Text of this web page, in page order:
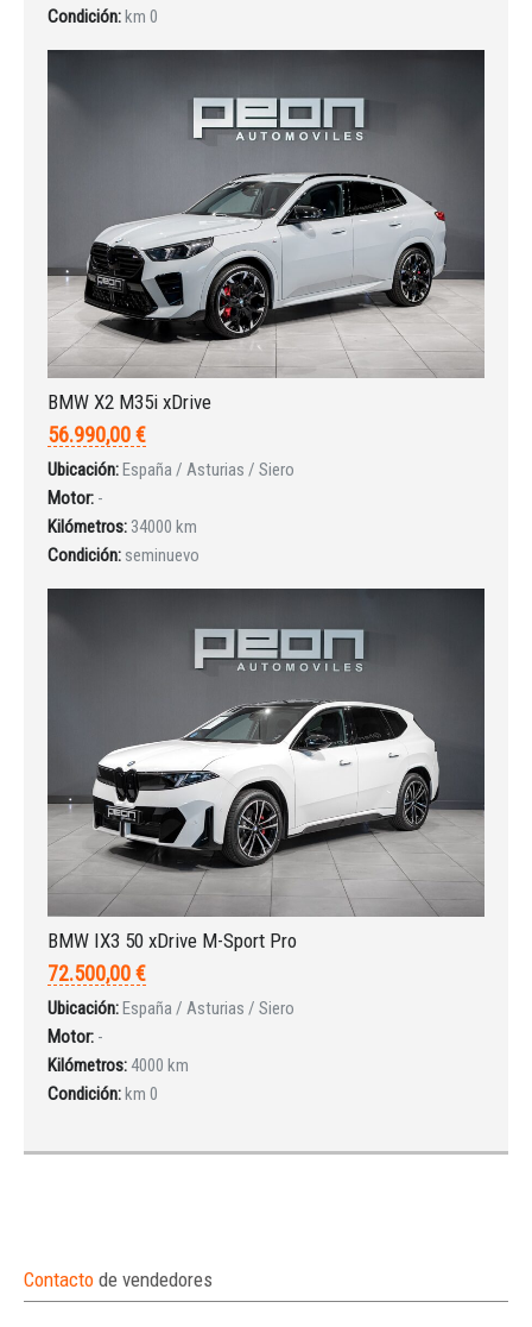
Condición:km 0
BMW X2 M35i xDrive
56.990,00 €
Ubicación:España / Asturias / Siero
Motor: -
Kilómetros: 34000 km
Condición: seminuevo
BMW IX3 50 xDrive M-Sport Pro
72.500,00 €
Ubicación:España / Asturias / Siero
Motor: -
Kilómetros:4000 km
Condición:km 0
Contacto de vendedores